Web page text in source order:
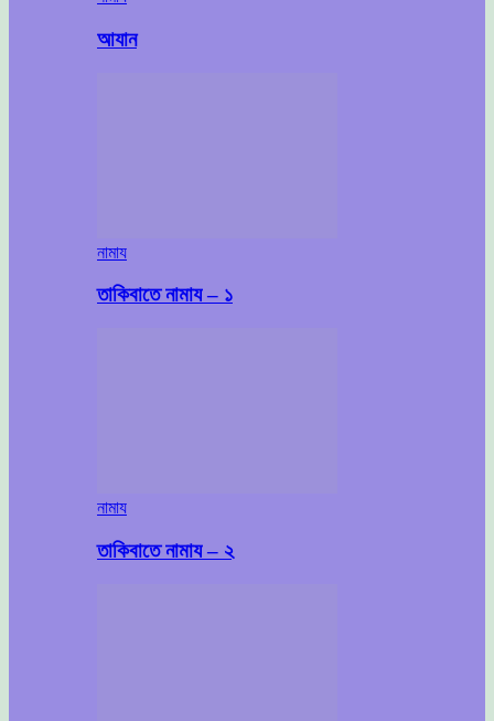
আযান
নামায
তাকিবাতে নামায – ১
নামায
তাকিবাতে নামায – ২